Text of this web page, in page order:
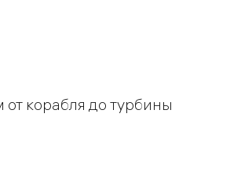
корабля до турбины